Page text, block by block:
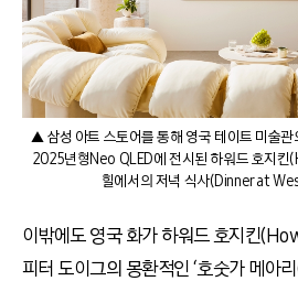
▲ 삼성 아트 스토어를 통해 영국 테이트 미술관
2025년형Neo QLED에 전시된 하워드 호지
힐에서의 저녁 식사(Dinner at
이밖에도 영국 화가 하워드 호지킨
피터 도이그의 몽환적인 ‘호숫가 메아